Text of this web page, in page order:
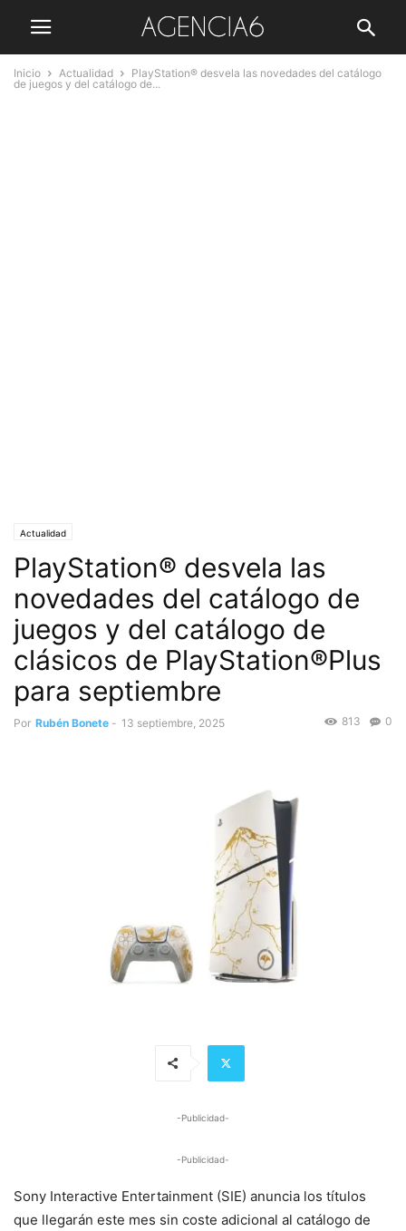
Inicio Actualidad
PlayStation® desvela las novedades del catálogo
de juegos y del catálogo de...
Actualidad
PlayStation® desvela las
novedades del catálogo de
juegos y del catálogo de
clásicos de PlayStation®Plus
para septiembre
Por Rubén Bonete - 13 septiembre, 2025 0
813
-Publicidad-
-Publicidad-
Sony Interactive Entertainment (SIE) anuncia los títulos
que llegarán este mes sin coste adicional al catálogo de